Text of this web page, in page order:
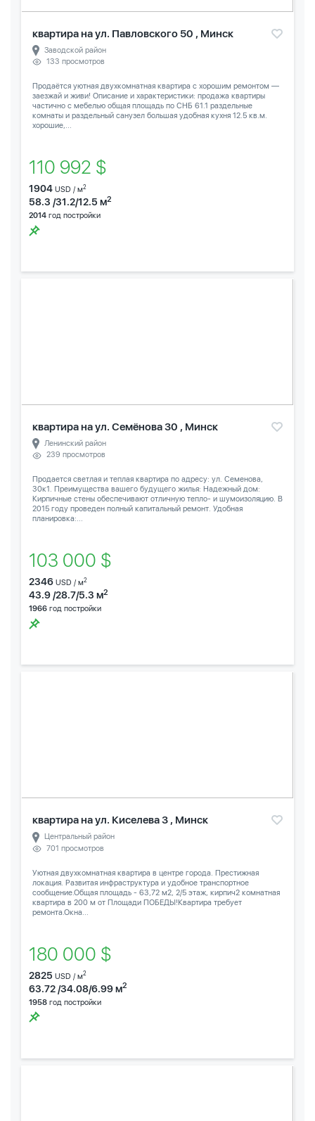
квартира на ул. Павловского 50 , Минск
Заводской район
133 просмотров
Продаётся уютная двухкомнатная квартира с хорошим ремонтом —
заезжай и живи! Описание и характеристики: продажа квартиры
частично с мебелью общая площадь по СНБ 61.1 раздельные
комнаты и раздельный санузел большая удобная кухня 12.5 кв.м.
хорошие,...
110 992 $
1904 USD / м2
58.3 /31.2/12.5 м2
2014 год постройки
квартира на ул. Семёнова 30 , Минск
Ленинский район
239 просмотров
Продается светлая и теплая квартира по адресу: ул. Семенова,
30к1. Преимущества вашего будущего жилья: Надежный дом:
Кирпичные стены обеспечивают отличную тепло- и шумоизоляцию. В
2015 году проведен полный капитальный ремонт. Удобная
планировка:...
103 000 $
2346 USD / м2
43.9 /28.7/5.3 м2
1966 год постройки
квартира на ул. Киселева 3 , Минск
Центральный район
701 просмотров
Уютная двухкомнатная квартира в центре города. Престижная
локация. Развитая инфраструктура и удобное транспортное
сообщение.Общая площадь - 63,72 м2, 2/5 этаж, кирпич2 комнатная
квартира в 200 м от Площади ПОБЕДЫ!Квартира требует
ремонта.Окна...
180 000 $
2825 USD / м2
63.72 /34.08/6.99 м2
1958 год постройки